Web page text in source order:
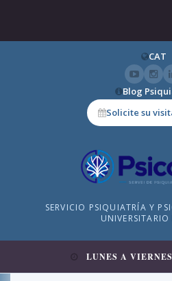
CAT
Blog
Solicite su
SERVICIO PSIQUIATRÍA Y
UNIVERSITARIO
LUNES A